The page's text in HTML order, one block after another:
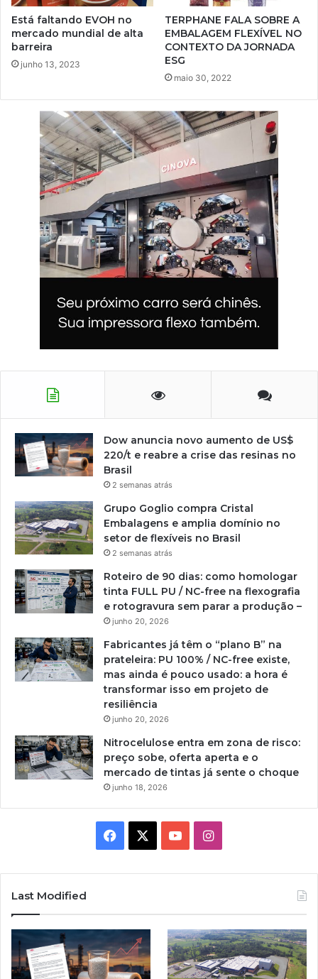
Está faltando EVOH no
mercado mundial de alta
barreira
junho 13, 2023
TERPHANE FALA SOBRE A
EMBALAGEM FLEXÍVEL NO
CONTEXTO DA JORNADA
ESG
maio 30, 2022
Dow anuncia novo aumento de US$
220/t e reabre a crise das resinas no
Brasil
2 semanas atrás
Grupo Goglio compra Cristal
Embalagens e amplia domínio no
setor de flexíveis no Brasil
2 semanas atrás
Roteiro de 90 dias: como homologar
tinta FULL PU / NC-free na flexografia
e rotogravura sem parar a produção –
junho 20, 2026
Fabricantes já têm o “plano B” na
prateleira: PU 100% / NC-free existe,
mas ainda é pouco usado: a hora é
transformar isso em projeto de
resiliência
junho 20, 2026
Nitrocelulose entra em zona de risco:
preço sobe, oferta aperta e o
mercado de tintas já sente o choque
junho 18, 2026
Facebook YouTubeInstagram
Last Modified